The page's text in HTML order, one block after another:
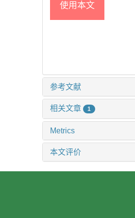
使用本文
参考文献
相关文章 1
Metrics
本文评价